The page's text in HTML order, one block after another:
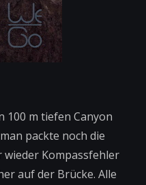
100 m tiefen Canyon
packte noch die
wieder Kompassfehler
auf der Brücke. Alle